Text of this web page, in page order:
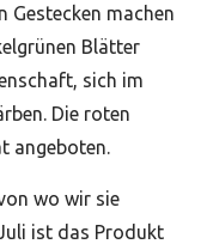
Gestecken machen
Blätter
sich im
Die roten
angeboten.
wo wir sie
ist das Produkt